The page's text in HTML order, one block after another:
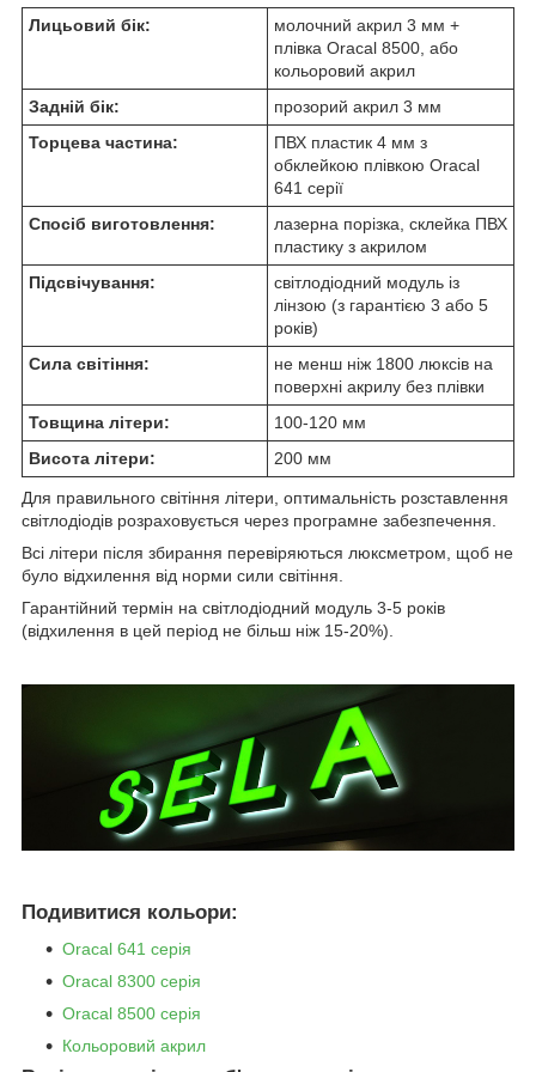
Лицьовий бік:
молочний акрил 3 мм +
плівка Oracal 8500, або
кольоровий акрил
Задній бік:
прозорий акрил 3 мм
Торцева частина:
ПВХ пластик 4 мм з
обклейкою плівкою Oracal
641 серії
Спосіб виготовлення:
лазерна порізка, склейка ПВХ
пластику з акрилом
Підсвічування:
світлодіодний модуль із
лінзою (з гарантією 3 або 5
років)
Сила світіння:
не менш ніж 1800 люксів на
поверхні акрилу без плівки
Товщина літери:
100-120 мм
Висота літери:
200 мм
Для правильного світіння літери, оптимальність розставлення
світлодіодів розраховується через програмне забезпечення.
Всі літери після збирання перевіряються люксметром, щоб не
було відхилення від норми сили світіння.
Гарантійний термін на світлодіодний модуль 3-5 років
(відхилення в цей період не більш ніж 15-20%).
Подивитися кольори:
Oracal 641 серія
Oracal 8300 серія
Oracal 8500 серія
Кольоровий акрил